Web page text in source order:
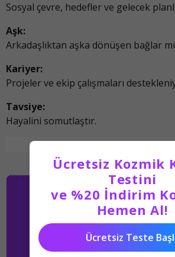
Ücretsiz Kozmik
Testini
ve %20 İndirim
Hemen Al!
Ücretsiz Teste
Sosyal çevre, hedefler ve gelecek
Aşk:
Arkadaşlıktan aşka dönüşen bağlar
Kariyer:
Projeler ve ekip çalışmaları
Tavsiye:
Hayalini somutlaştır.